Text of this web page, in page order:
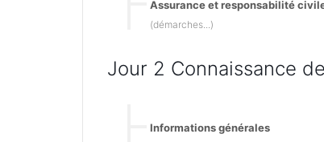
Assurance et responsabilité
(démarches...)
Jour 2 Connaissance
Informations générales